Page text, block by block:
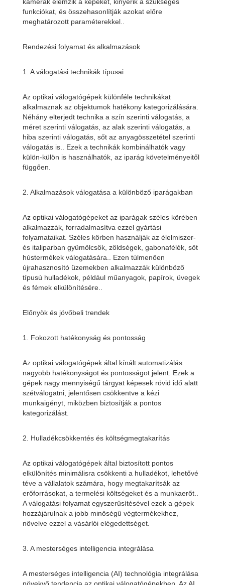
funkciókat, és összehasonlítják azokat előre
meghatározott paraméterekkel..
Rendezési folyamat és alkalmazások
1. A válogatási technikák típusai
Az optikai válogatógépek különféle technikákat
alkalmaznak az objektumok hatékony kategorizálására.
Néhány elterjedt technika a szín szerinti válogatás, a
méret szerinti válogatás, az alak szerinti válogatás, a
hiba szerinti válogatás, sőt az anyagösszetétel szerinti
válogatás is.. Ezek a technikák kombinálhatók vagy
külön-külön is használhatók, az iparág követelményeitől
függően.
2. Alkalmazások válogatása a különböző iparágakban
Az optikai válogatógépeket az iparágak széles körében
alkalmazzák, forradalmasítva ezzel gyártási
folyamataikat. Széles körben használják az élelmiszer-
és italiparban gyümölcsök, zöldségek, gabonafélék, sőt
hústermékek válogatására.. Ezen túlmenően
újrahasznosító üzemekben alkalmazzák különböző
típusú hulladékok, például műanyagok, papírok, üvegek
és fémek elkülönítésére..
Előnyök és jövőbeli trendek
1. Fokozott hatékonyság és pontosság
Az optikai válogatógépek által kínált automatizálás
nagyobb hatékonyságot és pontosságot jelent. Ezek a
gépek nagy mennyiségű tárgyat képesek rövid idő alatt
szétválogatni, jelentősen csökkentve a kézi
munkaigényt, miközben biztosítják a pontos
kategorizálást.
2. Hulladékcsökkentés és költségmegtakarítás
Az optikai válogatógépek által biztosított pontos
elkülönítés minimálisra csökkenti a hulladékot, lehetővé
téve a vállalatok számára, hogy megtakarítsák az
erőforrásokat, a termelési költségeket és a munkaerőt..
A válogatási folyamat egyszerűsítésével ezek a gépek
hozzájárulnak a jobb minőségű végtermékekhez,
növelve ezzel a vásárlói elégedettséget.
3. A mesterséges intelligencia integrálása
A mesterséges intelligencia (AI) technológia integrálása